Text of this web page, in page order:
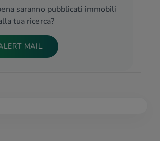
saranno pubblicati immobili
tua ricerca?
MAIL